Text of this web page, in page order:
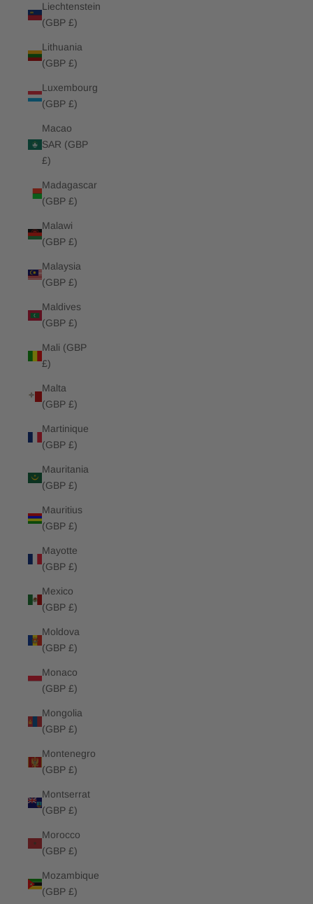
Liechtenstein
(GBP £)
Lithuania
(GBP £)
Luxembourg
(GBP £)
Macao
SAR (GBP
£)
Madagascar
(GBP £)
Malawi
(GBP £)
Malaysia
(GBP £)
Maldives
(GBP £)
Mali (GBP
£)
Malta
(GBP £)
Martinique
(GBP £)
Mauritania
(GBP £)
Mauritius
(GBP £)
Mayotte
(GBP £)
Mexico
(GBP £)
Moldova
(GBP £)
Monaco
(GBP £)
Mongolia
(GBP £)
Montenegro
(GBP £)
Montserrat
(GBP £)
Morocco
(GBP £)
Mozambique
(GBP £)